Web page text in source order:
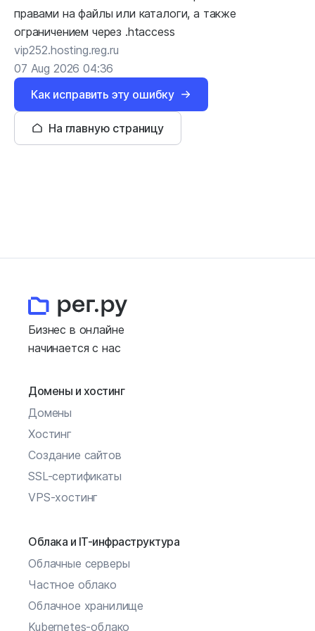
правами на файлы или каталоги, а также
ограничением через .htaccess
vip252.hosting.reg.ru
07 Aug 2026 04:36
Как исправить эту ошибку
На главную страницу
Бизнес в онлайне
начинается с нас
Домены и хостинг
Домены
Хостинг
Создание сайтов
SSL-сертификаты
VPS-хостинг
Облака и IT-инфраструктура
Облачные серверы
Частное облако
Облачное хранилище
Kubernetes-облако